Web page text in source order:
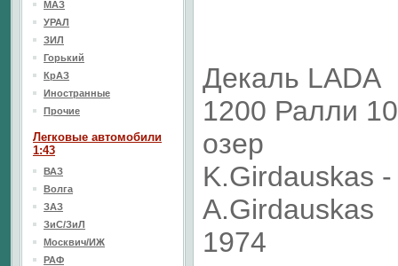
Декаль LADA
1200 Ралли
озер
K.Girdauskas -
A.Girdauskas
1974
МАЗ
УРАЛ
ЗИЛ
Горький
КрАЗ
Иностранные
Прочие
Легковые автомобили
1:43
ВАЗ
Волга
ЗАЗ
ЗиС/ЗиЛ
Москвич/ИЖ
РАФ